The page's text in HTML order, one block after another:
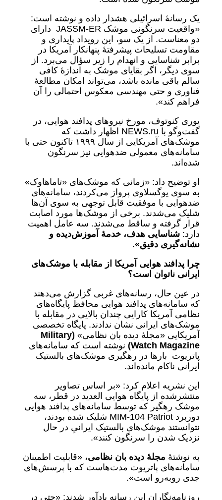
یک رسانۀ اسرائیلی هشدار داده و نوشته است:
«واقعیت سرنگونی موشک JASSM-ER دارای
دو معناست. از یک سو، این رویداد پایداری و
مقاومت تسلیحات پیشرفتۀ پنهانکار آمریکا در
برابر شناسایی و انهدام را زیر سؤال می‌برد. از
سوی دیگر، اگر بقایای موشک به اندازۀ کافی
سالم باقی مانده باشد، می‌تواند امکان مطالعۀ
فناوری و حتی مهندسی معکوس احتمالی را آن
فراهم کند».
یوری کنوتوف، مورخ نیروهای پدافند هوایی، در
گفت‌وگو با NEWS.ru اظهار داشت که
موشک‌های آمریکایی از سال ۱۹۹۹ تاکنون حتی با
سامانه‌های معمولی ضدهوایی نیز سرنگون
شده‌اند.
او توضیح داد: «زمانی که موشک‌های «تاماهاوک»
به سوی یوگسلاوی پرواز می‌کردند، سامانه‌های
ضدهوایی با موفقیت قابل توجهی به سوی آن‌ها
شلیک می‌شدند. برخی از موشک‌ها مورد اصابت
قرار گرفته و ساقط می‌شدند. سه عامل اهمیت
دارد: شناسایی هدف، خدمۀ آموزش‌دیده و
نشانه‌گیری دقیق».
چرا پدافند هوایی آمریکا از مقابله با موشک‌های
ایرانی ناتوان است؟
در عین حال، رسانه‌های غربی گزارش می‌دهند
که سامانه‌های پدافند هوایی محافظ پایگاه‌های
نظامی آمریکا کارایی چندان بالایی در مقابله با
موشک‌های ایرانی نشان ندادند. پایگاه تخصصی
آمریکایی «مجلۀ دیده بان نظامی» (
Military
Watch Magazine
)نوشته است که سامانه‌های
پاتریوت بارها در رهگیری موشک‌های بالستیک
ایرانی ناکام مانده‌اند.
این نشریه اعلام کرد: «بر اساس تصاویر
منتشرشده از پایگاه هوایی العدید در قطر، سه
موشک رهگیر که توسط سامانه‌های پدافند هوایی
دوربرد MIM-104 Patriot شلیک شده بودند،
نتوانستند موشک‌های بالستیک ایرانیِ در حال
نزدیک شدن را سرنگون کنند».
به نوشتۀ مجلۀ دیده بان نظامی، «قابلیت اطمینان
سامانه‌های پاتریوت مدت‌هاست که با پرسش‌های
جدی روبه‌رو است».
روزنامه‌نگاران این رسانه یادآور شدند: «حتی در